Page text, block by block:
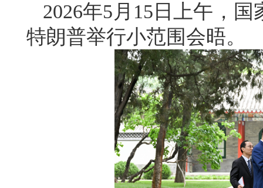
2026年5月15日上午，
特朗普举行小范围会晤。